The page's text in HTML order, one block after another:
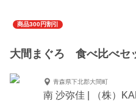
商品300円割引
大間まぐろ 食べ比べセ
青森県下北郡大間町
南 沙弥佳 | （株）